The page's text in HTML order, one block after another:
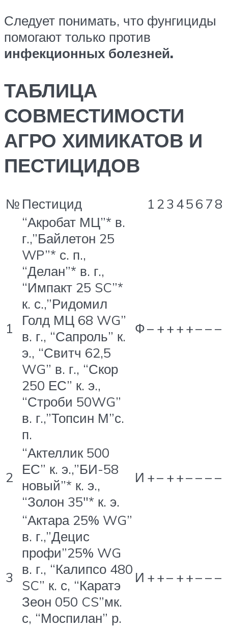
Следует понимать, что фунгициды
помогают только против
инфекционных болезней.
ТАБЛИЦА
СОВМЕСТИМОСТИ
АГРО ХИМИКАТОВ И
ПЕСТИЦИДОВ
№ Пестицид 1 23 456 78
1
“Акробат МЦ”* в.
г.,”Байлетон 25
WP”* с. п.,
“Делан”* в. г.,
“Импакт 25 SC”*
к. с.,”Ридомил
Голд МЦ 68 WG”
в. г., “Сапроль” к.
э., “Свитч 62,5
WG” в. г., “Скор
250 ЕС” к. э.,
“Строби 50WG”
в. г.,”Топсин М”с.
п.
Ф– ++++–––
2
“Актеллик 500
ЕС” к. э.,”БИ-58
новый”* к. э.,
“Золон 35″* к. э.
И +– ++––––
3
“Актара 25% WG”
в. г.,”Децис
профи”25% WG
в. г., “Калипсо 480
SC” к. с, “Каратэ
Зеон 050 CS”мк.
с, “Моспилан” р.
И ++– ++–––